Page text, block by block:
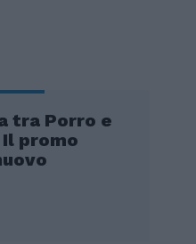
tra Porro e
promo